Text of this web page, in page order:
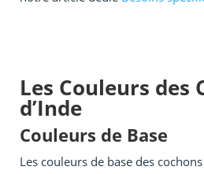
Les Couleurs des
d’Inde
Couleurs de Base
Les couleurs de base des